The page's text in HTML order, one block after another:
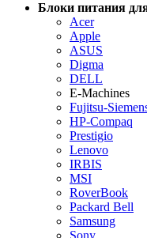
Блоки питания
Acer
Apple
ASUS
Digma
DELL
E-Machines
Fujitsu-
HP-Compaq
Prestigio
Lenovo
IRBIS
MSI
RoverBook
Packard Bell
Samsung
Sony